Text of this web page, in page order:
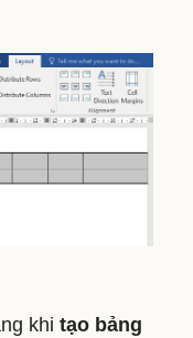
khi tạo bảng